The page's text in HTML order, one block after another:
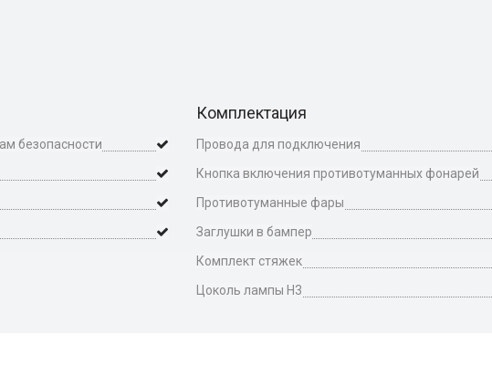
безопасности
Комплектация
Провода для подключения
Кнопка включения противотуманных фонарей
Противотуманные фары
Заглушки в бампер
Комплект стяжек
Цоколь лампы H3